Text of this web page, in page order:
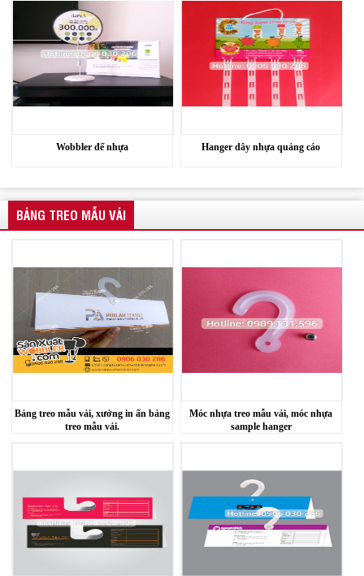
Wobbler đế nhựa Hanger dây nhựa quảng cáo
BẢNG TREO MẪU VẢI
Bảng treo mẫu vải, xưởng in ấn bảng
treo mẫu vải.
Móc nhựa treo mẫu vải, móc nhựa
sample hanger